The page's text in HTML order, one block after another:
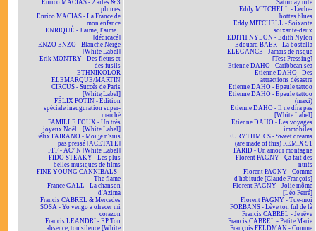
Enrico MACIAS - 2 ailes & 3
plumes
Enrico MACIAS - La France de
mon enfance
ENRIQUÉ - J'aime, J'aime...
[dédicacé]
ENZO ENZO - Blanche Neige
[White Label]
Erik MONTRY - Des fleurs et
des fusils
ETHNIKOLOR
F.LEMARQUE/MARTIN
CIRCUS - Succès de Paris
[White Label]
FÉLIX POTIN - Édition
spéciale inauguration super-
marché
FAMILLE FOUX - Un très
joyeux Noël... [White Label]
Félix FAIRANO - Moi je n'suis
pas pressé [ACÉTATE]
FFF - AC² N [White Label]
FIDO STEAKY - Les plus
belles musiques de films
FINE YOUNG CANNIBALS -
The flame
France GALL - La chanson
d'Azima
Francis CABREL & Mercedes
SOSA - Yo vengo a ofrecer mi
corazon
Francis LEANDRI - EP Ton
absence, ton silence [White
Saturday nite
Eddy MITCHELL - Lèche-
bottes blues
Eddy MITCHELL - Soixante
soixante-deux
EDITH NYLON - Edith Nylon
Edouard BAER - La bostella
ELEGANCE - Jamais de risque
[Test Pressing]
Etienne DAHO - Caribbean sea
Etienne DAHO - Des
attractions désastre
Etienne DAHO - Epaule tattoo
Etienne DAHO - Epaule tattoo
(maxi)
Etienne DAHO - Il ne dira pas
[White Label]
Etienne DAHO - Les voyages
immobiles
EURYTHMICS - Sweet dreams
(are made of this) REMIX 91
FARID - Un amour montagne
Florent PAGNY - Ça fait des
nuits
Florent PAGNY - Comme
d'habitude [Claude François]
Florent PAGNY - Jolie môme
[Léo Ferré]
Florent PAGNY - Tue-moi
FORBANS - Lève ton ful de là
Francis CABREL - Je rêve
Francis CABREL - Petite Marie
François FELDMAN - Comme